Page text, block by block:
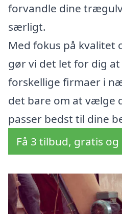
forvandle dine
særligt.
Med fokus på kvalitet
gør vi det let for dig
forskellige firmaer i
det bare om at vælge
passer bedst til dine
Få 3 tilbud, gratis